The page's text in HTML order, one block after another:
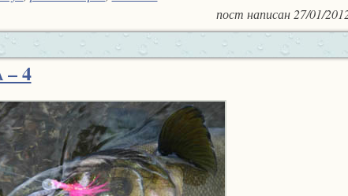
пост написан 27/01/
– 4